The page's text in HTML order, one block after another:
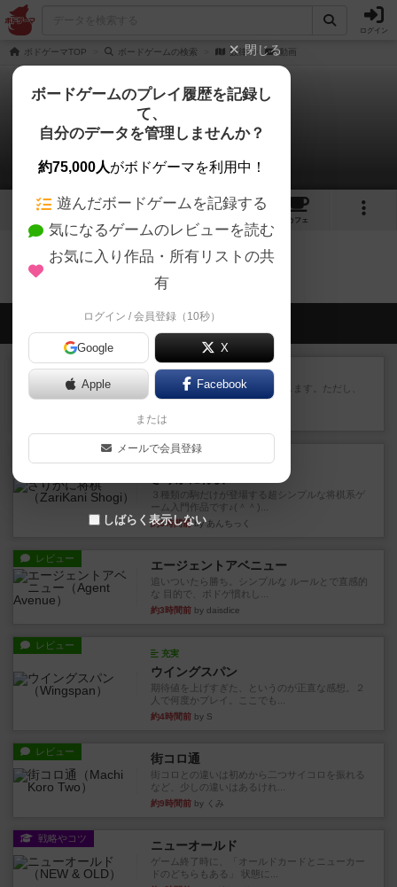
ログイン
ボドゲーマTOP ボードゲームの検索 数律 動画
数律
0件の動画
1 4
カフェ
数律のトップに戻る
会員の新しい投稿
レビュー ふたつの街の物語
タイルを4×4で並べて街づくりします。ただし、
街は各プレイヤーの間にあ...
約2時間前
ルール/インスト
３種類の駒だけが登場する超シンプルな将棋系ゲ
ーム入門作品です♪(＾＾)...
約3時間前by あんちっく
レビュー エージェントアベニュー
追いついたら勝ち。シンプルな ルールとで直感的
な 目的で、ボドゲ慣れし...
約3時間前 by daisdice
レビュー
充実
ウイングスパン
期待値を上げすぎた、というのが正直な感想。２
人で何度かプレイ。ここでも...
約4時間前 by S
レビュー 街コロ通
街コロとの違いは初めから二つサイコロを振れる
など、少しの違いはあるけれ...
約9時間前 by くみ
戦略やコツ ニューオールド
ゲーム終了時に、「オールドカードとニューカー
ドのどちらもある」 状態に...
閉じる
ボードゲームのプレイ履歴を記録し
て、
自分のデータを管理しませんか？
約75,000人がボドゲーマを利用中！
遊んだボードゲームを記録する
気になるゲームのレビューを読む
お気に入り作品・所有リストの共
有
ログイン / 会員登録（10秒）
Google X
Apple Facebook
または
メールで会員登録
しばらく表示しない